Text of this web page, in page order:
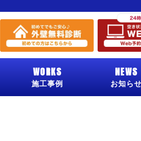
WORKS
施工事例
NEWS
お知らせ